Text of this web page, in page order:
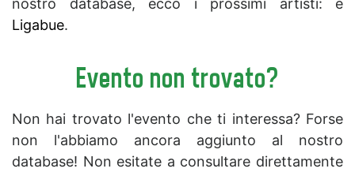
nostro database, ecco i prossimi artisti: e
Ligabue.
Evento non trovato?
Non hai trovato l'evento che ti interessa? Forse
non l'abbiamo ancora aggiunto al nostro
database! Non esitate a consultare direttamente